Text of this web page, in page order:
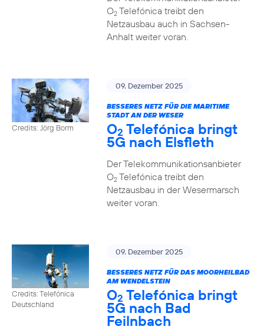
O2Telefónica treibt den
Netzausbau auch in Sachsen-
Anhalt weiter voran.
Credits: Jörg Borm
09. Dezember 2025
BESSERES NETZ FÜR DIE MARITIME
STADT AN DER WESER
O2 Telefónica bringt
5G nach Elsfleth
Der Telekommunikationsanbieter
O2Telefónica treibt den
Netzausbau in der Wesermarsch
weiter voran.
Credits: Telefónica
Deutschland
09. Dezember 2025
BESSERES NETZ FÜR DAS MOORHEILBAD
AM WENDELSTEIN
O2 Telefónica bringt
5G nach Bad
Feilnbach